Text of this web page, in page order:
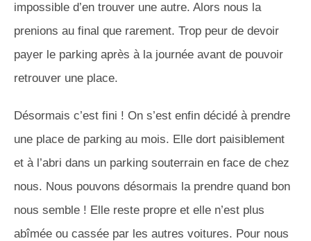
impossible d’en trouver une autre. Alors nous la
prenions au final que rarement. Trop peur de devoir
payer le parking après à la journée avant de pouvoir
retrouver une place.
Désormais c’est fini ! On s’est enfin décidé à prendre
une place de parking au mois. Elle dort paisiblement
et à l’abri dans un parking souterrain en face de chez
nous. Nous pouvons désormais la prendre quand bon
nous semble ! Elle reste propre et elle n’est plus
abîmée ou cassée par les autres voitures. Pour nous